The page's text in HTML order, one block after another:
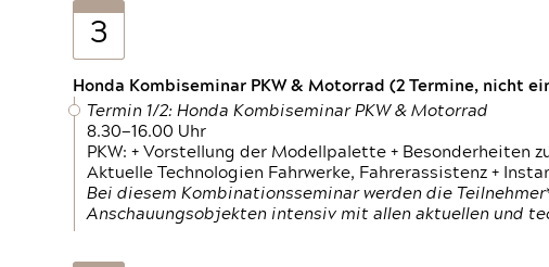
3
Honda Kombiseminar PKW & Motorrad (2 Termine, nicht
Termin 1/2: Honda Kombiseminar PKW & Motorrad
8.30—16.00 Uhr
PKW: + Vorstellung der Modellpalette +
Aktuelle Technologien Fahrwerke, Fahrerassistenz +
Bei diesem Kombinationsseminar werden die
Anschauungsobjekten intensiv mit allen aktuellen und